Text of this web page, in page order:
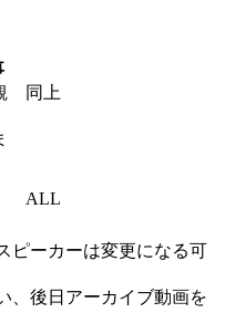
同上
ALL
ピーカーは変更になる可
、後日アーカイブ動画を